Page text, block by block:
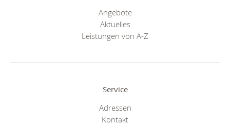
Angebote
Aktuelles
Leistungen von A-Z
Service
Adressen
Kontakt